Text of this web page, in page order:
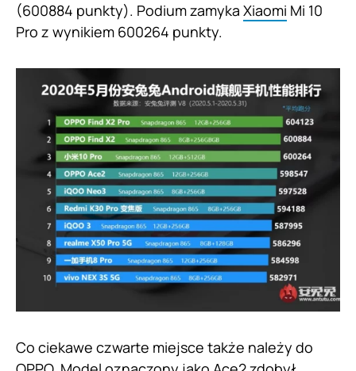
(600884 punkty). Podium zamyka Xiaomi Mi 10
Pro z wynikiem 600264 punkty.
Co ciekawe czwarte miejsce także należy do